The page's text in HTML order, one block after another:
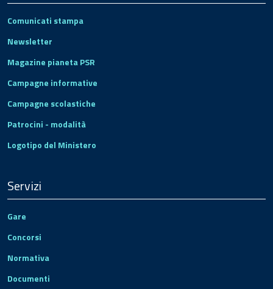
Comunicati stampa
Newsletter
Magazine pianeta PSR
Campagne informative
Campagne scolastiche
Patrocini - modalità
Logotipo del Ministero
Servizi
Gare
Concorsi
Normativa
Documenti